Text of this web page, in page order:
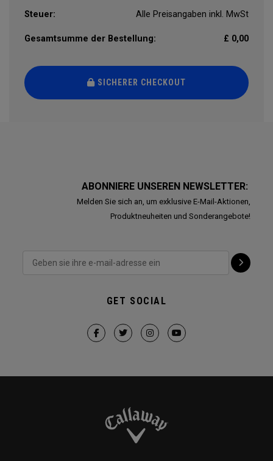
Steuer: Alle Preisangaben inkl. MwSt
Gesamtsumme der Bestellung: £ 0,00
SICHERER CHECKOUT
ABONNIERE UNSEREN NEWSLETTER:
Melden Sie sich an, um exklusive E-Mail-Aktionen,
Produktneuheiten und Sonderangebote!
GET SOCIAL